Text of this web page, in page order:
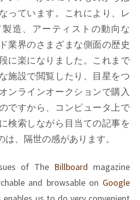
っています。これにより、レ
造、アーティストの動向な
業界のさまざまな側面の歴史
に楽になりました。これまで
施設で閲覧したり、目星をつ
ンラインオークションで購入
ですから、コンピュータ上で
検索しながら目当ての記事を
、隔世の感があります。
of The Billboard magazine
and browsable on Google